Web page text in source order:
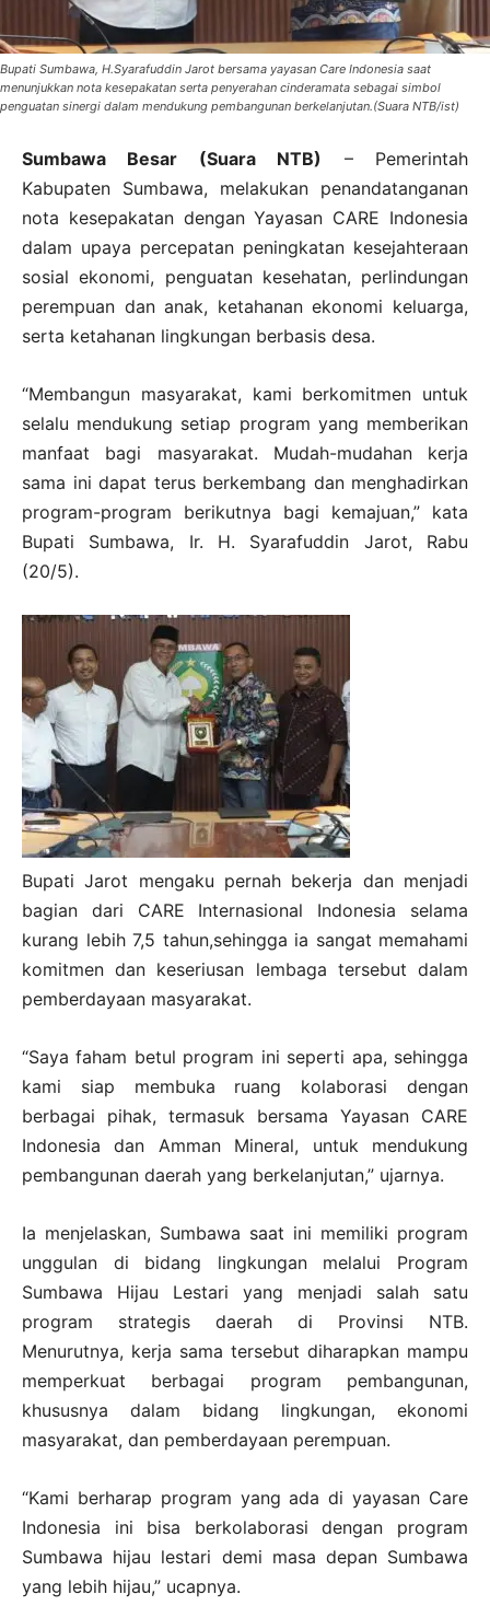
Bupati Sumbawa, H.Syarafuddin Jarot bersama yayasan Care Indonesia saat
menunjukkan nota kesepakatan serta penyerahan cinderamata sebagai simbol
penguatan sinergi dalam mendukung pembangunan berkelanjutan.(Suara NTB/ist)
Sumbawa Besar (Suara NTB)
– Pemerintah
Kabupaten Sumbawa, melakukan penandatanganan
nota kesepakatan dengan Yayasan CARE Indonesia
dalam upaya percepatan peningkatan kesejahteraan
sosial ekonomi, penguatan kesehatan, perlindungan
perempuan dan anak, ketahanan ekonomi keluarga,
serta ketahanan lingkungan berbasis desa.
“Membangun masyarakat, kami berkomitmen untuk
selalu mendukung setiap program yang memberikan
manfaat bagi masyarakat. Mudah-mudahan kerja
sama ini dapat terus berkembang dan menghadirkan
program-program berikutnya bagi kemajuan,” kata
Bupati Sumbawa, Ir. H. Syarafuddin Jarot, Rabu
(20/5).
Bupati Jarot mengaku pernah bekerja dan menjadi
bagian dari CARE Internasional Indonesia selama
kurang lebih 7,5 tahun,sehingga ia sangat memahami
komitmen dan keseriusan lembaga tersebut dalam
pemberdayaan masyarakat.
“Saya faham betul program ini seperti apa, sehingga
kami siap membuka ruang kolaborasi dengan
berbagai pihak, termasuk bersama Yayasan CARE
Indonesia dan Amman Mineral, untuk mendukung
pembangunan daerah yang berkelanjutan,” ujarnya.
Ia menjelaskan, Sumbawa saat ini memiliki program
unggulan di bidang lingkungan melalui Program
Sumbawa Hijau Lestari yang menjadi salah satu
program strategis daerah di Provinsi NTB.
Menurutnya, kerja sama tersebut diharapkan mampu
memperkuat berbagai program pembangunan,
khususnya dalam bidang lingkungan, ekonomi
masyarakat, dan pemberdayaan perempuan.
“Kami berharap program yang ada di yayasan Care
Indonesia ini bisa berkolaborasi dengan program
Sumbawa hijau lestari demi masa depan Sumbawa
yang lebih hijau,” ucapnya.